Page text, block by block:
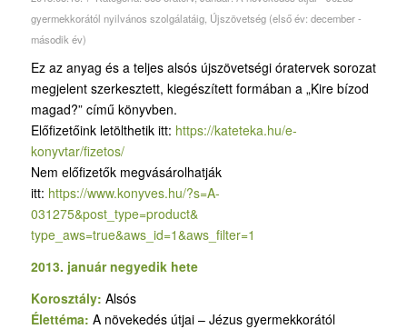
gyermekkorától nyilvános szolgálatáig, Újszövetség (első év: december -
második év)
Ez az anyag és a teljes alsós újszövetségi óratervek sorozat
megjelent szerkesztett, kiegészített formában a „Kire bízod
magad?” című könyvben.
Előfizetőink letölthetik itt: https://kateteka.hu/e-
konyvtar/fizetos/
Nem előfizetők megvásárolhatják
itt: https://www.konyves.hu/?s=A-
031275&post_type=product&
type_aws=true&aws_id=1&aws_ filter=1
2013. január negyedik hete
Korosztály: Alsós
Élettéma: A növekedés útjai – Jézus gyermekkorától